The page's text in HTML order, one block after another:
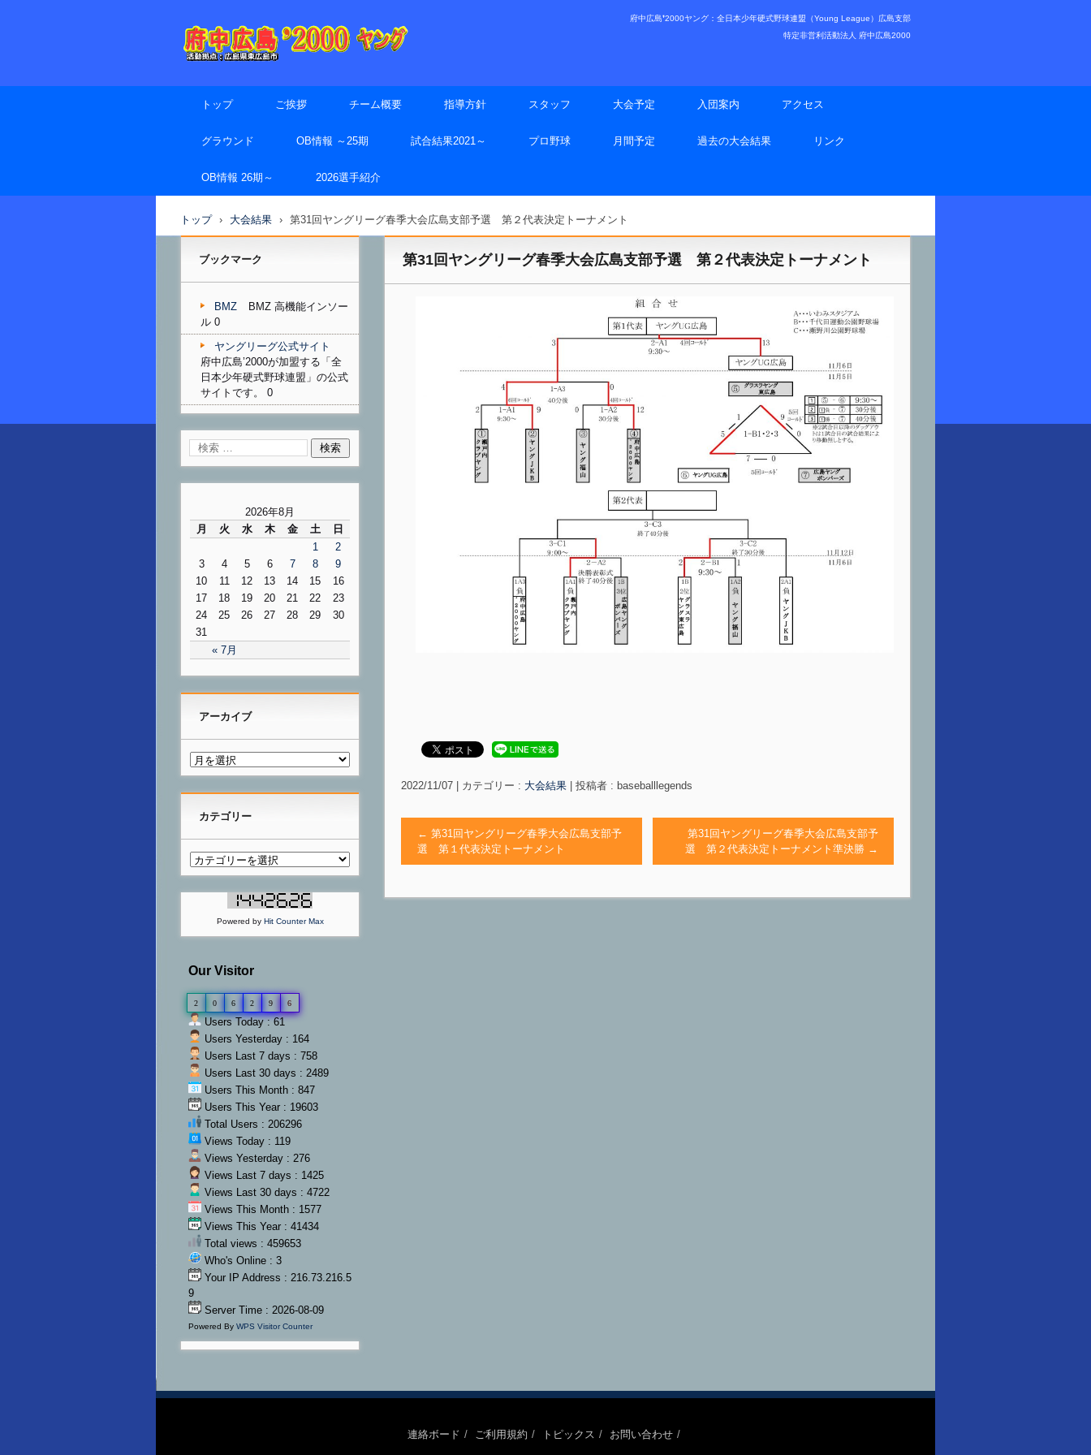
府中広島❜2000ヤング：全日本少年硬式野球連盟（Young League）広島支部
特定非営利活動法人 府中広島2000
トップ ご挨拶 チーム概要 指導方針 スタッフ 大会予定 入団案内 アクセス
グラウンド OB情報 ～25期 試合結果2021～ プロ野球 月間予定 過去の大会結果 リンク
OB情報 26期～ 2026選手紹介
トップ › 大会結果 › 第31回ヤングリーグ春季大会広島支部予選 第２代表決定トーナメント
第31回ヤングリーグ春季大会広島支部予選 第２代表決定トーナメント
2022/11/07 カテゴリー : 大会結果 投稿者 : baseballlegends
← 第31回ヤングリーグ春季大会広島支部予
選 第１代表決定トーナメント
第31回ヤングリーグ春季大会広島支部予
選 第２代表決定トーナメント準決勝 →
ブックマーク
BMZ
BMZ 高機能インソー
ル 0
ヤングリーグ公式サイト
府中広島’2000が加盟する「全
日本少年硬式野球連盟」の公式
サイトです。 0
2026年8月
月
火 水 木 金 土 日
« 7月
1
2
3
4 5 6 7 8
9
10
11 12 13 14 15
16
17
18 19 20 21 22
23
24
25 26 27 28 29
30
31
アーカイブ
カテゴリー
Powered by Hit Counter Max
Our Visitor
2 0 6 2 9 6
Users Today : 61
Users Yesterday : 164
Users Last 7 days : 758
Users Last 30 days : 2489
Users This Month : 847
Users This Year : 19603
Total Users : 206296
Views Today : 119
Views Yesterday : 276
Views Last 7 days : 1425
Views Last 30 days : 4722
Views This Month : 1577
Views This Year : 41434
Total views : 459653
Who's Online : 3
Your IP Address : 216.73.216.5
9
Server Time : 2026-08-09
Powered By WPS Visitor Counter
連絡ボード ご利用規約 トピックス お問い合わせ